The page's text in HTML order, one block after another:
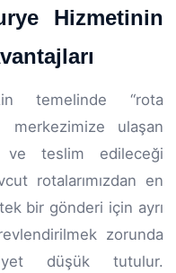
Hizmetinin
temelinde “rota
merkezimize ulaşan
ve teslim edileceği
rotalarımızdan en
bir gönderi için ayrı
zorunda
düşük tutulur.